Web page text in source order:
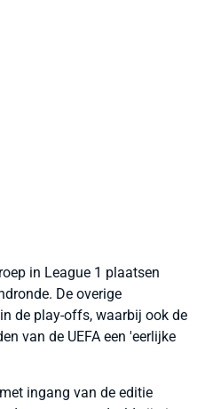
in League 1 plaatsen
De overige
de play-offs, waarbij ook de
van de UEFA een 'eerlijke
ingang van de editie